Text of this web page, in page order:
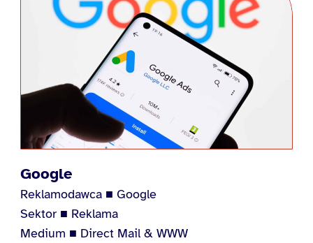
Google
Reklamodawca ■ Google
Sektor ■ Reklama
Medium ■ Direct Mail & WWW